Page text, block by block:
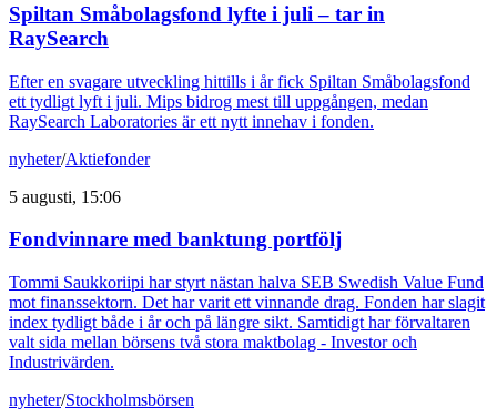
Spiltan Småbolagsfond lyfte i juli – tar in
RaySearch
Efter en svagare utveckling hittills i år fick Spiltan Småbolagsfond
ett tydligt lyft i juli. Mips bidrog mest till uppgången, medan
RaySearch Laboratories är ett nytt innehav i fonden.
nyheter/Aktiefonder
5 augusti, 15:06
Fondvinnare med banktung portfölj
Tommi Saukkoriipi har styrt nästan halva SEB Swedish Value Fund
mot finanssektorn. Det har varit ett vinnande drag. Fonden har slagit
index tydligt både i år och på längre sikt. Samtidigt har förvaltaren
valt sida mellan börsens två stora maktbolag - Investor och
Industrivärden.
nyheter/Stockholmsbörsen